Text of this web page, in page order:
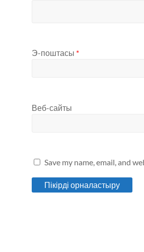
Э-поштасы *
Веб-сайты
Save my name, email, and